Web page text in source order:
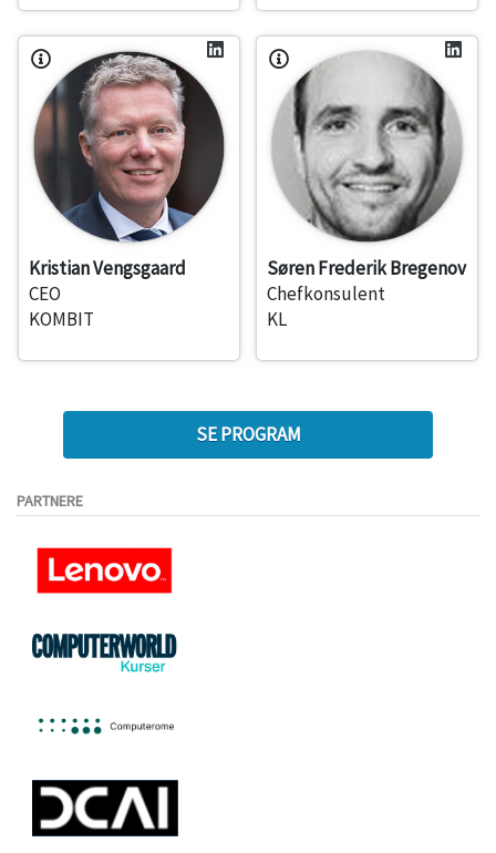
Kristian Vengsgaard
CEO
KOMBIT
Søren Frederik Bregenov
Chefkonsulent
KL
SE PROGRAM
PARTNERE